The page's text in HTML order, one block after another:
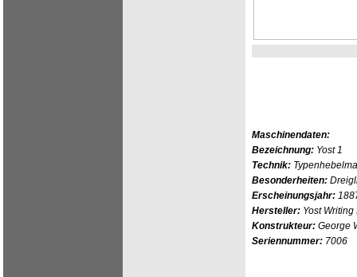
Maschinendaten:
Bezeichnung: Yost 1
Technik:
Besonderheiten:
Erscheinungsjahr:
Hersteller: Yost
Konstrukteur: George
Seriennummer: 7006